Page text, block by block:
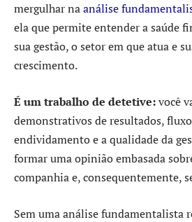
mergulhar naanálise
ela que permite entender a saúde
sua gestão, o setor em que atua e
crescimento.
É um trabalho de detetive:você
demonstrativos de resultados,
endividamento e a qualidade da
formar uma opinião embasada
companhia e, consequentemente,
Sem uma análise fundamentalista